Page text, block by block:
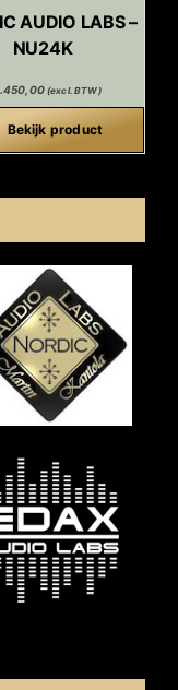
AUDIO LABS –
NU24K
(excl. BTW)
Bekijk product